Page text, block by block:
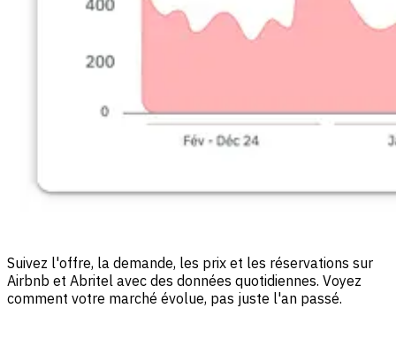
Suivez l'offre, la demande, les prix et les réservations sur
Airbnb et Abritel avec des données quotidiennes. Voyez
comment votre marché évolue, pas juste l'an passé.